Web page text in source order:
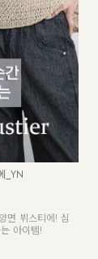
_YN
면 뷔스티에! 심
아이템!